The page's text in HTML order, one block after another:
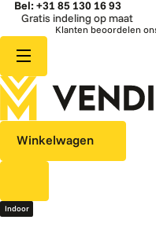
Bel: +31 85 130 16 93
Gratis indeling op maat
Klanten beoordelen
Winkelwagen
Indoor